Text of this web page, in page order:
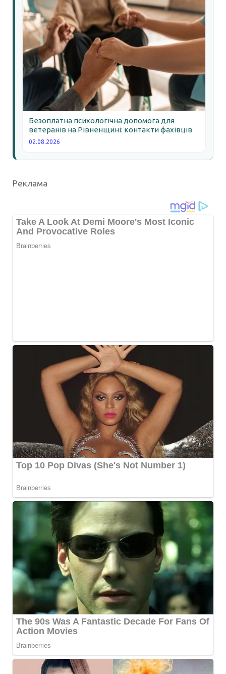
Безоплатна психологічна допомога для
ветеранів на Рівненщині: контакти фахівців
02.08.2026
Реклама